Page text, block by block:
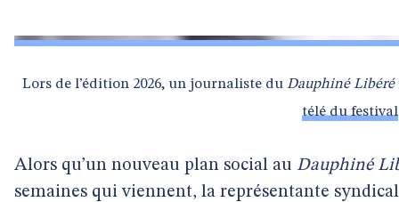
Lors de l’édition 2026, un journaliste du Dauphiné Libéré
télé du festival
Alors qu’un nouveau plan social au Dauphiné
semaines qui viennent, la représentante